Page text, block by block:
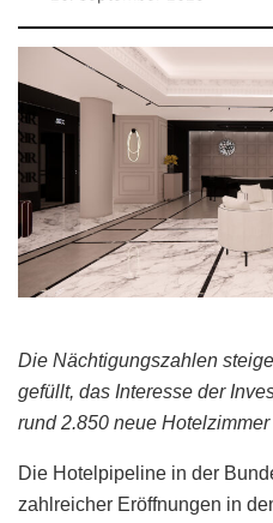
Die Nächtigungszahlen
gefüllt, das Interesse der
rund 2.850 neue
Die Hotelpipeline in der
zahlreicher Eröffnungen in